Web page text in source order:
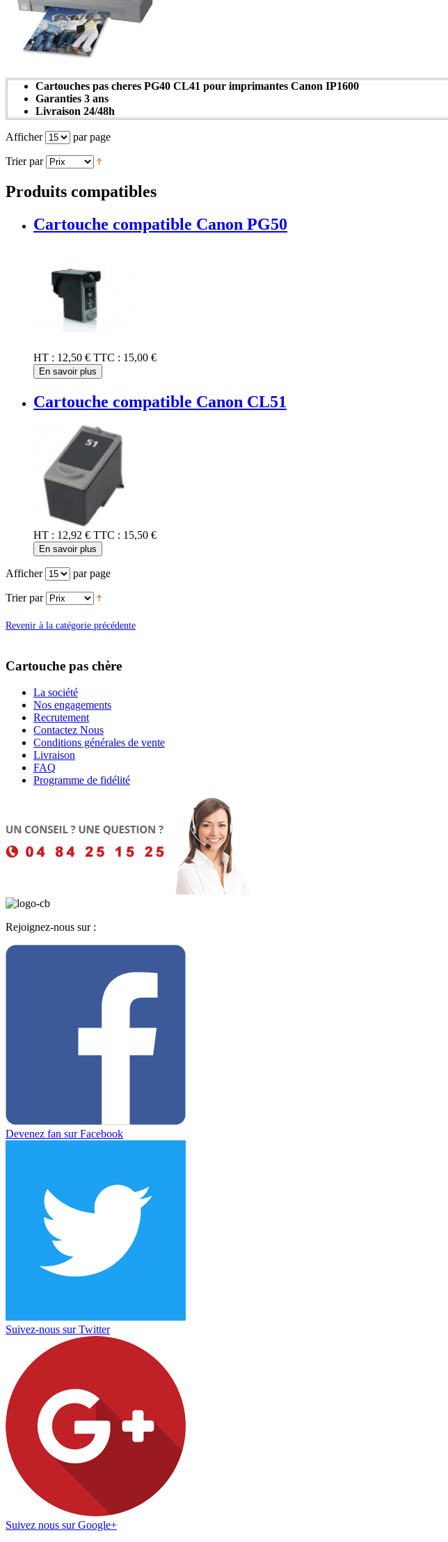
Cartouches pas cheres PG40 CL41 pour imprimantes Canon IP1600
Garanties 3 ans
Livraison 24/48h
Afficher par page
Trier par
Produits compatibles
Cartouche compatible Canon PG50
HT : 12,50 € TTC : 15,00 €
En savoir plus
Cartouche compatible Canon CL51
HT : 12,92 € TTC : 15,50 €
En savoir plus
Afficher par page
Trier par
Revenir à la catégorie précédente
Cartouche pas chère
La société
Nos engagements
Recrutement
Contactez Nous
Conditions générales de vente
Livraison
FAQ
Programme de fidélité
Rejoignez-nous sur :
Devenez fan sur Facebook
Suivez-nous sur Twitter
Suivez nous sur Google+